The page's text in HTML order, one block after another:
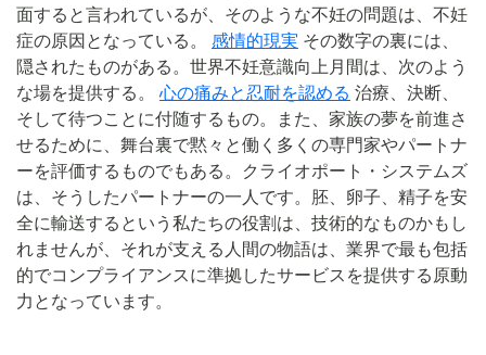
面すると言われているが、そのような不妊の問題は、不妊
症の原因となっている。 感情的現実 その数字の裏には、
隠されたものがある。世界不妊意識向上月間は、次のよう
な場を提供する。 心の痛みと忍耐を認める 治療、決断、
そして待つことに付随するもの。また、家族の夢を前進さ
せるために、舞台裏で黙々と働く多くの専門家やパートナ
ーを評価するものでもある。クライオポート・システムズ
は、そうしたパートナーの一人です。胚、卵子、精子を安
全に輸送するという私たちの役割は、技術的なものかもし
れませんが、それが支える人間の物語は、業界で最も包括
的でコンプライアンスに準拠したサービスを提供する原動
力となっています。